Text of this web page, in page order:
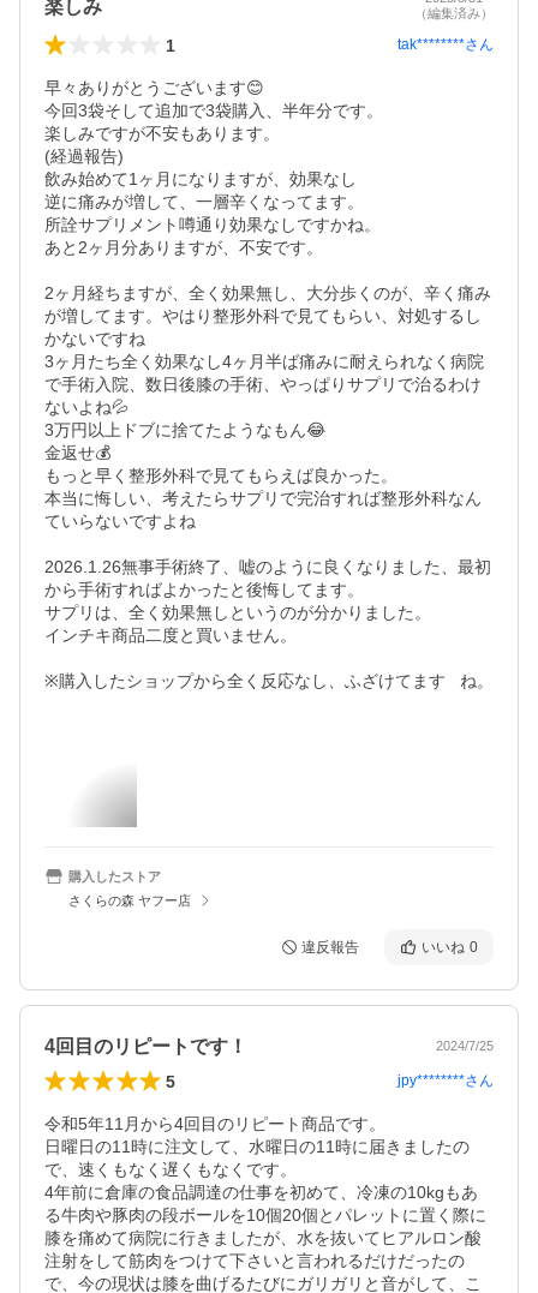
楽しみ
（編集済み）
1 tak********さん
早々ありがとうございます😊
今回3袋そして追加で3袋購入、半年分です。
楽しみですが不安もあります。
(経過報告)
飲み始めて1ヶ月になりますが、効果なし
逆に痛みが増して、一層辛くなってます。
所詮サプリメント噂通り効果なしですかね。
あと2ヶ月分ありますが、不安です。
2ヶ月経ちますが、全く効果無し、大分歩くのが、辛く痛み
が増してます。やはり整形外科で見てもらい、対処するし
かないですね
3ヶ月たち全く効果なし4ヶ月半ば痛みに耐えられなく病院
で手術入院、数日後膝の手術、やっぱりサプリで治るわけ
ないよね💦
3万円以上ドブに捨てたようなもん😂
金返せ💰
もっと早く整形外科で見てもらえば良かった。
本当に悔しい、考えたらサプリで完治すれば整形外科なん
ていらないですよね
2026.1.26無事手術終了、嘘のように良くなりました、最初
から手術すればよかったと後悔してます。
サプリは、全く効果無しというのが分かりました。
インチキ商品二度と買いません。
※購入したショップから全く反応なし、ふざけてます   ね。
購入したストア
さくらの森 ヤフー店
違反報告 いいね 0
4回目のリピートです！ 2024/7/25
5 jpy********さん
令和5年11月から4回目のリピート商品です。
日曜日の11時に注文して、水曜日の11時に届きましたの
で、速くもなく遅くもなくです。
4年前に倉庫の食品調達の仕事を初めて、冷凍の10kgもあ
る牛肉や豚肉の段ボールを10個20個とパレットに置く際に
膝を痛めて病院に行きましたが、水を抜いてヒアルロン酸
注射をして筋肉をつけて下さいと言われるだけだったの
で、今の現状は膝を曲げるたびにガリガリと音がして、こ